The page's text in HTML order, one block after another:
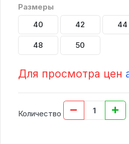
Размеры
40
42 44
48 50
Для просмотра цен
Количество